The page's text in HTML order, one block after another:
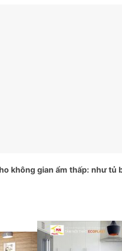
không gian ẩm thấp: như tủ